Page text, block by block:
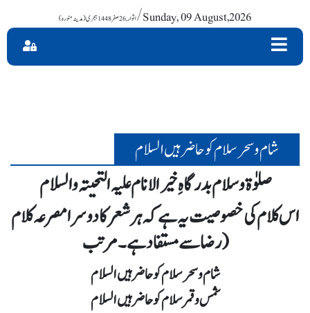
اتوار , 26 صفر 1448 ہجری (مدینہ منورہ)/ Sunday, 09 August,2026
شام و سحر سلام کو حاضر ہیں السلام
صلوٰۃ و سلام بدرگاہِ خیرالانام علیہ التحیتہ والسلام
اس کلام کی خصوصیت یہ ہے کہ ہر شعر کا دوسرا مصرعہ کلام
رضا سے مستفاد ہے۔مرتب)
شام و سحر سلام کو حاضر ہیں السلام
شمس و قمر سلام کو حاضر ہیں السلام